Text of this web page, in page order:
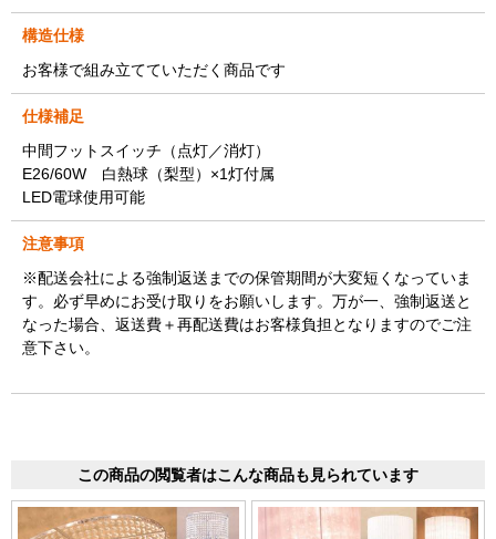
構造仕様
お客様で組み立てていただく商品です
仕様補足
中間フットスイッチ（点灯／消灯）
E26/60W 白熱球（梨型）×1灯付属
LED電球使用可能
注意事項
※配送会社による強制返送までの保管期間が大変短くなっていま
す。必ず早めにお受け取りをお願いします。万が一、強制返送と
なった場合、返送費＋再配送費はお客様負担となりますのでご注
意下さい。
この商品の閲覧者はこんな商品も見られています